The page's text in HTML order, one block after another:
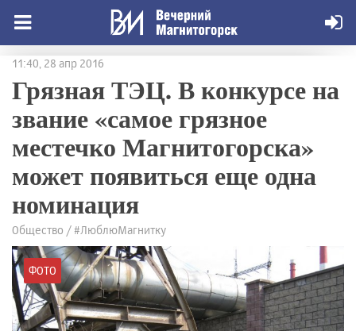
11:40, 28 апр 2016
Грязная ТЭЦ. В конкурсе на
звание «самое грязное
местечко Магнитогорска»
может появиться еще одна
номинация
Общество / #ЛюблюМагнитку
ФОТО